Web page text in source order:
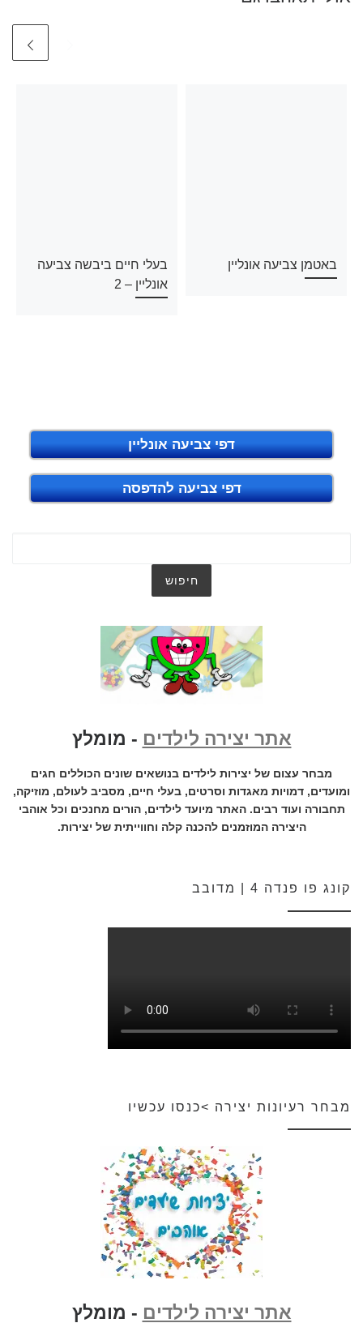
באטמן צביעה אונליין
בעלי חיים ביבשה צביעה
אונליין – 2
דפי צביעה אונליין
דפי צביעה להדפסה
אתר יצירה לילדים - מומלץ
מבחר עצום של יצירות לילדים בנושאים שונים הכוללים חגים
ומועדים, דמויות מאגדות וסרטים, בעלי חיים, מסביב לעולם, מוזיקה,
תחבורה ועוד רבים. האתר מיועד לילדים, הורים מחנכים וכל אוהבי
היצירה המוזמנים להכנה קלה וחווייתית של יצירות.
קונג פו פנדה 4 | מדובב
מבחר רעיונות יצירה >כנסו עכשיו
אתר יצירה לילדים - מומלץ